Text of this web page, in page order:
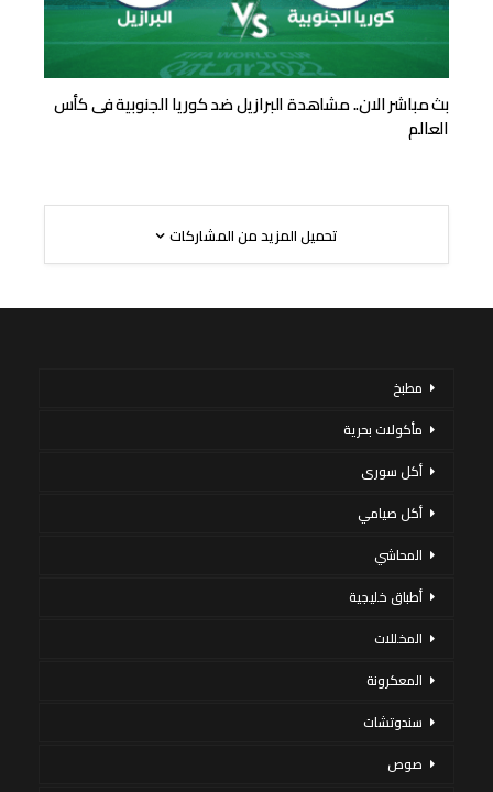
بث مباشر الان.. مشاهدة البرازيل ضد كوريا الجنوبية فى كأس
العالم
تحميل المزيد من المشاركات
مطبخ
مأكولات بحرية
أكل سورى
أكل صيامي
المحاشي
أطباق خليجية
المخللات
المعكرونة
سندوتشات
صوص